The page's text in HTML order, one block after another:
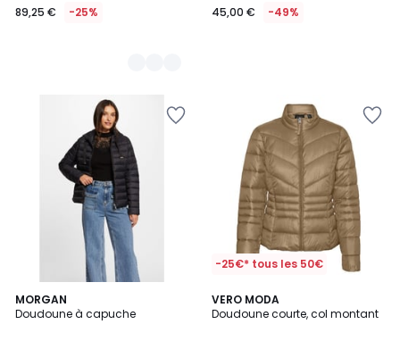
89,25 € -25% 45,00 € -49%
MORGAN
Doudoune à capuche
2
/
-25€* tous les 50€
VERO MODA
Doudoune courte, col montant
4,5
/ 5
2
Couleurs